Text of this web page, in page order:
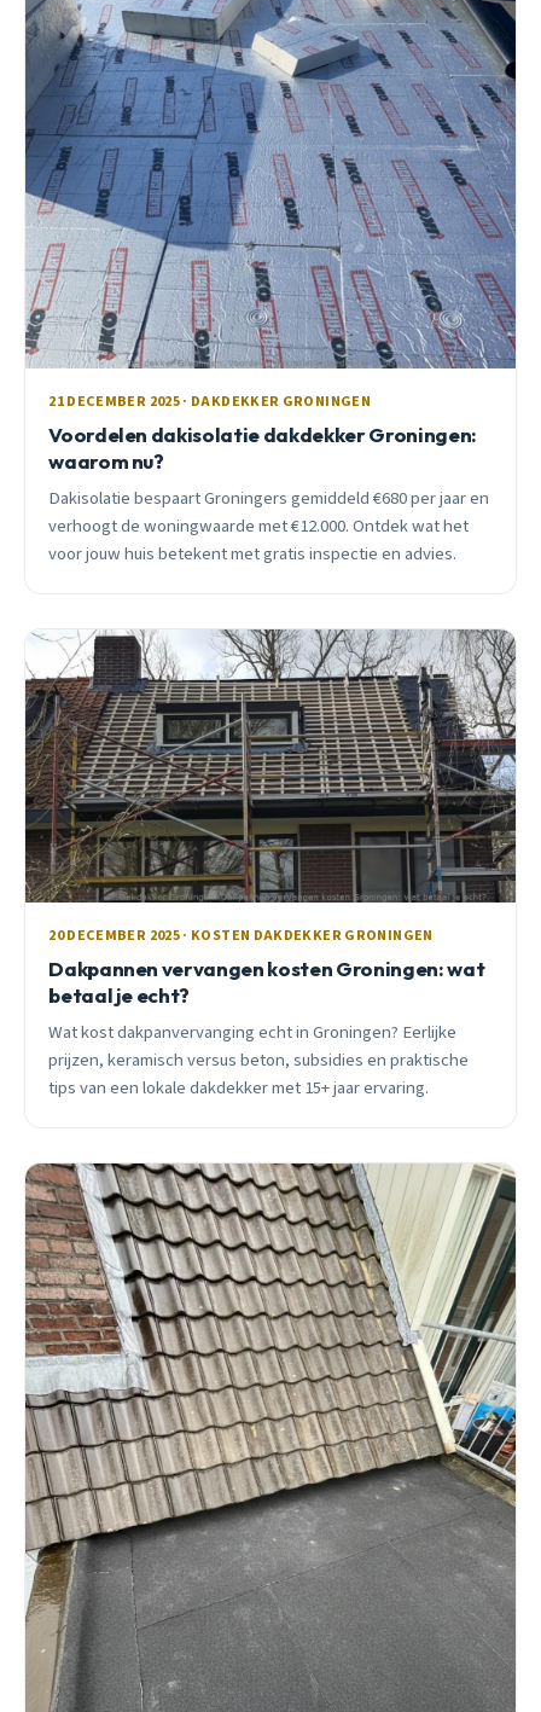
21 DECEMBER 2025 · DAKDEKKER GRONINGEN
Voordelen dakisolatie dakdekker Groningen:
waarom nu?
Dakisolatie bespaart Groningers gemiddeld €680 per jaar en
verhoogt de woningwaarde met €12.000. Ontdek wat het
voor jouw huis betekent met gratis inspectie en advies.
20 DECEMBER 2025 · KOSTEN DAKDEKKER GRONINGEN
Dakpannen vervangen kosten Groningen: wat
betaal je echt?
Wat kost dakpanvervanging echt in Groningen? Eerlijke
prijzen, keramisch versus beton, subsidies en praktische
tips van een lokale dakdekker met 15+ jaar ervaring.